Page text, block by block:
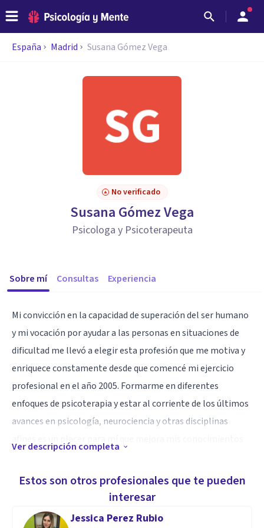
España Madrid Susana Gómez Vega
No verificado
Susana Gómez Vega
Psicologa y Psicoterapeuta
Sobre mí Consultas Experiencia
Mi convicción en la capacidad de superación del ser humano
y mi vocación por ayudar a las personas en situaciones de
dificultad me llevó a elegir esta profesión que me motiva y
enriquece constamente desde que comencé mi ejercicio
profesional en el año 2005. Formarme en diferentes
enfoques de psicoterapia y estar al corriente de los últimos
avances en psicología, neurociencia y otras disciplinas
personales y de relación tanto en adultos como en niños y
Si confías en mi para que te ayude a resolver tu problema te
Ver descripción completa
Estos son otros profesionales que te pueden
interesar
Jessica Perez Rubio